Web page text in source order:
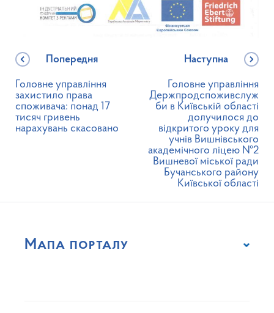
Попередня
Головне управління
захистило права
споживача: понад 17
тисяч гривень
нарахувань скасовано
Наступна
Головне управління
Держпродспоживслуж
би в Київській області
долучилося до
відкритого уроку для
учнів Вишнівського
академічного ліцею №2
Вишневої міської ради
Бучанського району
Київської області
Мапа порталу